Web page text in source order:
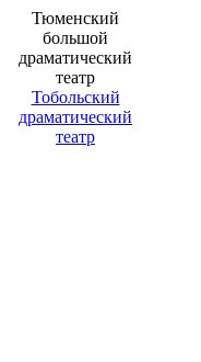
Тюменский
большой
драматический
театр
Тобольский
драматический
театр